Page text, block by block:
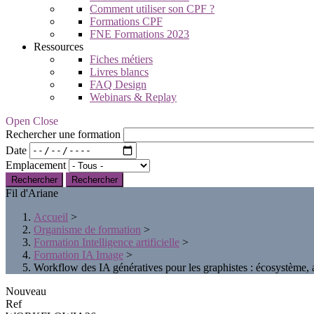
Comment utiliser son CPF ?
Formations CPF
FNE Formations 2023
Ressources
Fiches métiers
Livres blancs
FAQ Design
Webinars & Replay
Open Close
Rechercher une formation
Date
Emplacement
Rechercher
Fil d'Ariane
Accueil >
Organisme de formation >
Formation Intelligence artificielle >
Formation IA Image >
Workflow des IA génératives pour les graphistes :
Nouveau
Ref